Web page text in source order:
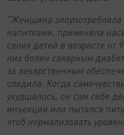
"Женщина
напитками, применяла
своих детей в возрасте от
них болен сахарным
за лекарственным
следила. Когда
ухудшалось, он сам себе
инъекции или пытался
чтоб нормализовать